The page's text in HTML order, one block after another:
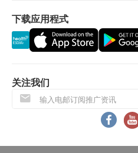
弓浆虫IgM抗体(TOX-IgM)
风疹病毒IgM抗体(RV-IgM)
性病检查
爱滋病病毒抗体测试
预留E-mail，深圳企
发送至客人电邮地址
体检报告出具后可预约
电话讲解：需至少
（WhatsApp：+86
预约时间主动联络客
当面讲解：需至
（WhatsApp：+86
下载应用程式
关注我们